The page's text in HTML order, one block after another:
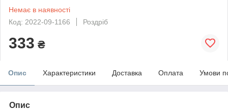
Немає в наявності
Код: 2022-09-1166
Роздріб
333 ₴
Опис Характеристики Доставка Оплата Умови
Опис